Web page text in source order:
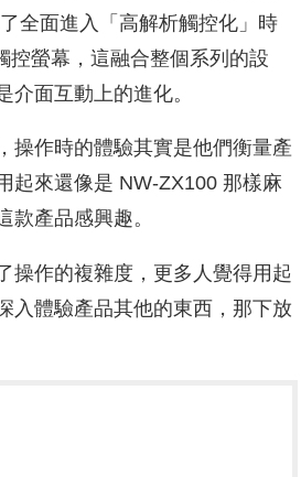
全面進入「高解析觸控化」時
控螢幕，這融合整個系列的設
介面互動上的進化。
操作時的體驗其實是他們衡量產
起來還像是 NW-ZX100 那樣麻
款產品感興趣。
操作的複雜度，更多人覺得用起
入體驗產品其他的東西，那下放